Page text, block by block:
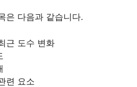
은 다음과 같습니다.
근 도수 변화
련 요소